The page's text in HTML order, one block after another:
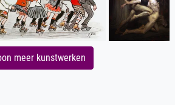
meer kunstwerken